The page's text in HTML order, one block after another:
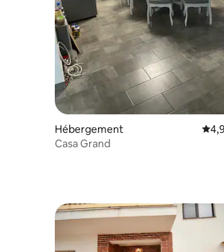
Hébergement
Casa Grand